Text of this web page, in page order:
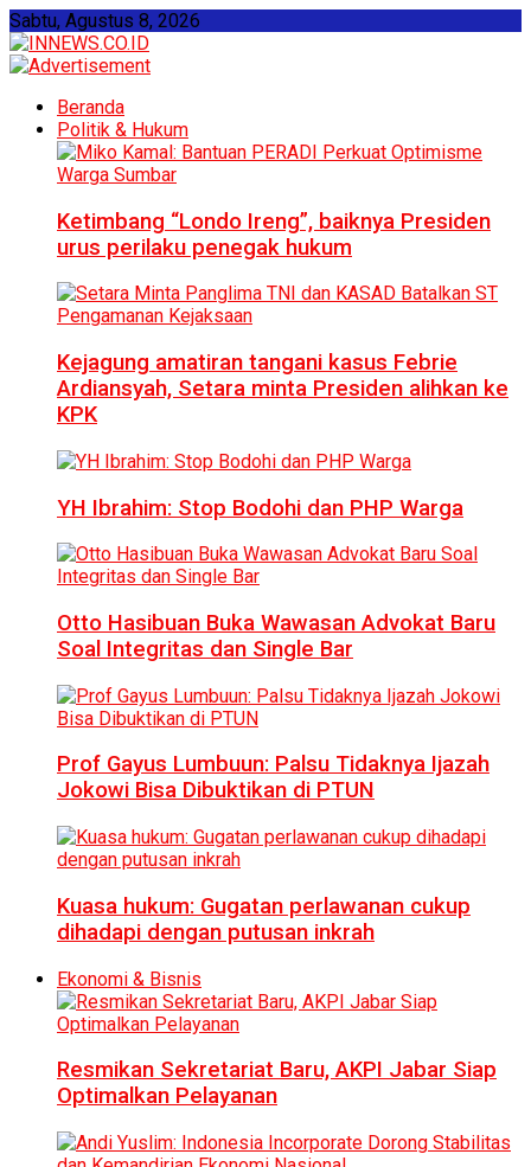
Sabtu, Agustus 8, 2026
Beranda
Politik & Hukum
Ketimbang “Londo Ireng”, baiknya Presiden
urus perilaku penegak hukum
Kejagung amatiran tangani kasus Febrie
Ardiansyah, Setara minta Presiden alihkan ke
KPK
YH Ibrahim: Stop Bodohi dan PHP Warga
Otto Hasibuan Buka Wawasan Advokat Baru
Soal Integritas dan Single Bar
Prof Gayus Lumbuun: Palsu Tidaknya Ijazah
Jokowi Bisa Dibuktikan di PTUN
Kuasa hukum: Gugatan perlawanan cukup
dihadapi dengan putusan inkrah
Ekonomi & Bisnis
Resmikan Sekretariat Baru, AKPI Jabar Siap
Optimalkan Pelayanan